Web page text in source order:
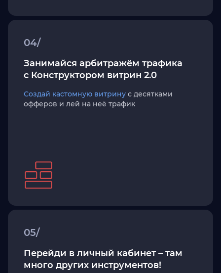
04/
Занимайся арбитражём трафика
с Конструктором витрин 2.0
Создай кастомную витрину с десятками
офферов и лей на неё трафик
05/
Перейди в личный кабинет – там
много других инструментов!